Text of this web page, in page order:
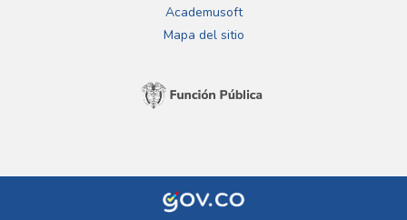
Academusoft
Mapa del sitio